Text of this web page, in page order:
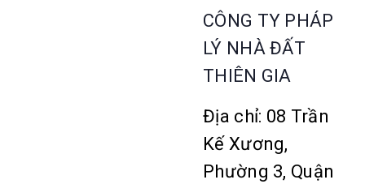
CÔNG TY PHÁP
LÝ NHÀ ĐẤT
THIÊN GIA
Địa chỉ: 08 Trần
Kế Xương,
Phường 3, Quận